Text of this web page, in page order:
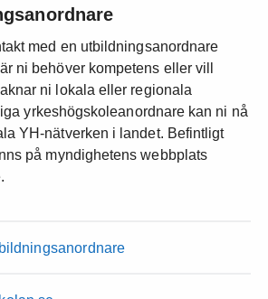
med en utbildningsanordnare
ni behöver kompetens eller vill
ni lokala eller regionala
yrkeshögskoleanordnare kan ni nå
YH-nätverken i landet. Befintligt
på myndighetens webbplats